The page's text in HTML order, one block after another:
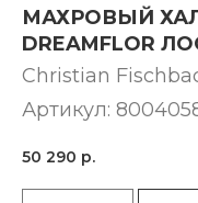
МАХРОВЫЙ
DREAMFLOR
Christian
Артикул:
50 290 р.